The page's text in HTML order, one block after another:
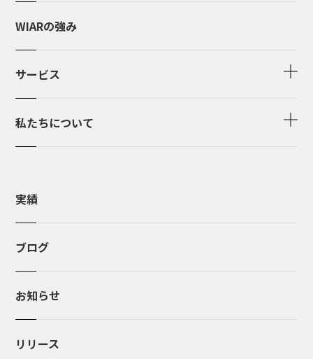
WIARの強み
サービス
私たちについて
実績
ブログ
お知らせ
リリース